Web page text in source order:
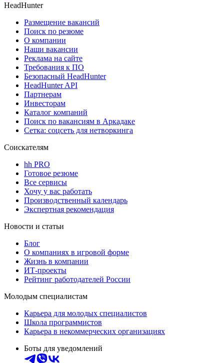
HeadHunter
Размещение вакансий
Поиск по резюме
О компании
Наши вакансии
Реклама на сайте
Требования к ПО
Безопасный HeadHunter
HeadHunter API
Партнерам
Инвесторам
Каталог компаний
Поиск по вакансиям в Аркадаке
Сетка: соцсеть для нетворкинга
Соискателям
hh PRO
Готовое резюме
Все сервисы
Хочу у вас работать
Производственный календарь
Экспертная рекомендация
Новости и статьи
Блог
О компаниях в игровой форме
Жизнь в компании
ИТ-проекты
Рейтинг работодателей России
Молодым специалистам
Карьера для молодых специалистов
Школа программистов
Карьера в некоммерческих организациях
Боты для уведомлений